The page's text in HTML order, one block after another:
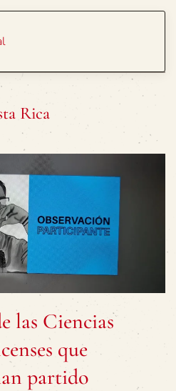
Rica
las Ciencias
que
partido